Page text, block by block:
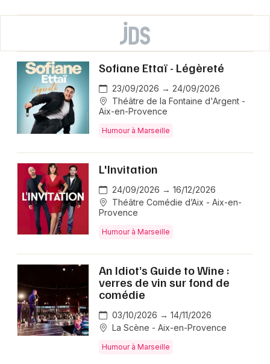
Sofiane Ettaï - Légèreté
23/09/2026 → 24/09/2026
Théâtre de la Fontaine d'Argent -
Aix-en-Provence
Humour à Marseille
L'Invitation
24/09/2026 → 16/12/2026
Théâtre Comédie d’Aix - Aix-en-
Provence
Humour à Marseille
An Idiot’s Guide to Wine :
verres de vin sur fond de
comédie
03/10/2026 → 14/11/2026
La Scène - Aix-en-Provence
Humour à Marseille